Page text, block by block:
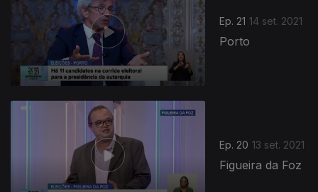
Ep. 21 14 set. 2021
Porto
Ep. 20 13 set. 2021
Figueira da Foz